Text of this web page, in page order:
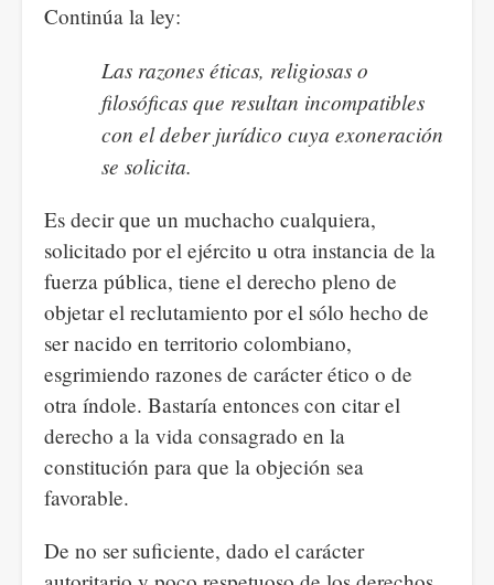
Continúa la ley:
Las razones éticas, religiosas o
filosóficas que resultan incompatibles
con el deber jurídico cuya exoneración
se solicita.
Es decir que un muchacho cualquiera,
solicitado por el ejército u otra instancia de la
fuerza pública, tiene el derecho pleno de
objetar el reclutamiento por el sólo hecho de
ser nacido en territorio colombiano,
esgrimiendo razones de carácter ético o de
otra índole. Bastaría entonces con citar el
derecho a la vida consagrado en la
constitución para que la objeción sea
favorable.
De no ser suficiente, dado el carácter